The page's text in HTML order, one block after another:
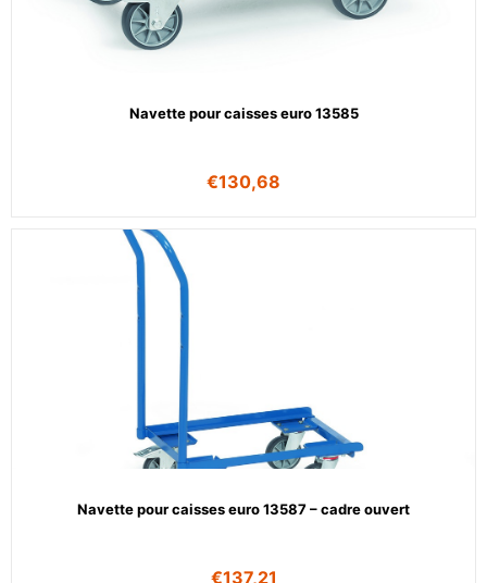
Navette pour caisses euro 13585
€130,68
Navette pour caisses euro 13587 – cadre ouvert
€137,21